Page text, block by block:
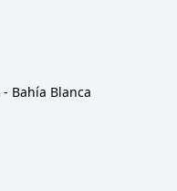
- Bahía Blanca